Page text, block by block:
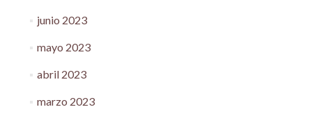
junio 2023
mayo 2023
abril 2023
marzo 2023